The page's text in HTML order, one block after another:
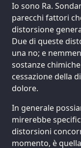
Io sono Ra.
parecchi fattori
distorsione
Due di queste
una no; e
sostanze
cessazione della
dolore.
In generale
mirerebbe
distorsioni
momento, è